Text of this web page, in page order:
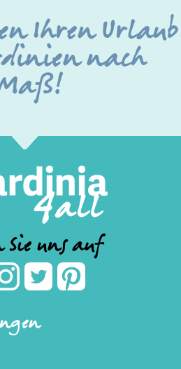
Ihren Urlaub
nach
Sie uns auf